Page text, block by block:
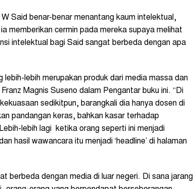
Said benar-benar menantang kaum intelektual,
memberikan cermin pada mereka supaya melihat
intelektual bagi Said sangat berbeda dengan apa
lebih merupakan produk dari media massa dan
Magnis Suseno dalam Pengantar buku ini. “Di
sedikitpun, barangkali dia hanya dosen di
pandangan keras, bahkan kasar terhadap
lebih lagi ketika orang seperti ini menjadi
hasil wawancara itu menjadi ‘headline’ di halaman
berbeda dengan media di luar negeri. Di sana jarang